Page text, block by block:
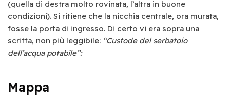
(quella di destra molto rovinata, l’altra in buone
condizioni). Si ritiene che la nicchia centrale, ora murata,
fosse la porta di ingresso. Di certo vi era sopra una
scritta, non più leggibile: “Custode del serbatoio
dell’acqua potabile”:
Mappa